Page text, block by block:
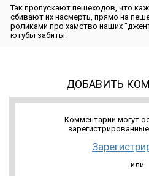
Так пропускают пешеходов, что
сбивают их насмерть, прямо на
роликами про хамство наших
ютубы забиты.
ДОБАВИТЬ
Комментарии могут
или